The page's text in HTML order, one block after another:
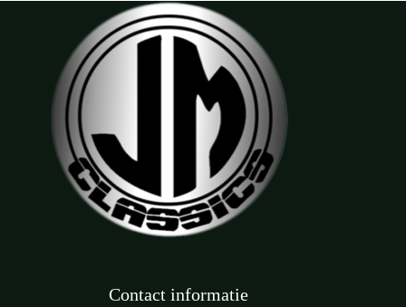
Contact informatie